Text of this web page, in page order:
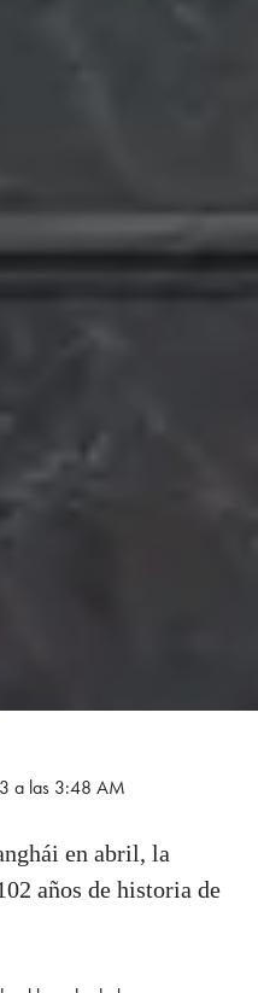
a las 3:48 AM
en abril, la
años de historia de